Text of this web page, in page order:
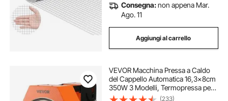
Consegna:non appena Mar.
Ago. 11
Aggiungi al carrello
VEVOR Macchina Pressa a Caldo
del Cappello Automatica 16,3x8cm
350W 3 Modelli, Termopressa per
Cappellini Fai-da-te Funzione
(233)